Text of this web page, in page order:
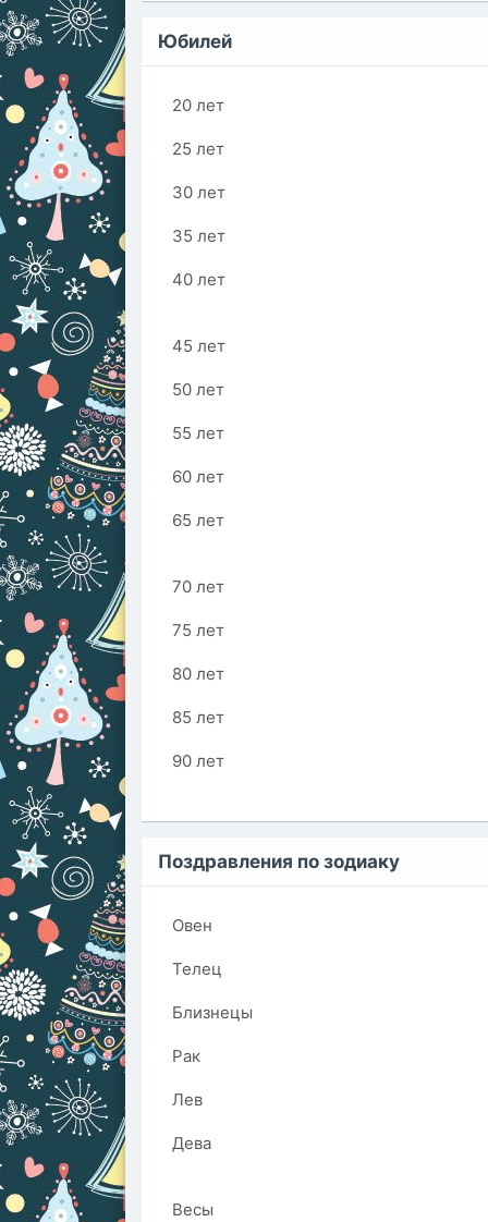
Юбилей
20 лет
25 лет
30 лет
35 лет
40 лет
45 лет
50 лет
55 лет
60 лет
65 лет
70 лет
75 лет
80 лет
85 лет
90 лет
Поздравления по зодиаку
Овен
Телец
Близнецы
Рак
Лев
Дева
Весы